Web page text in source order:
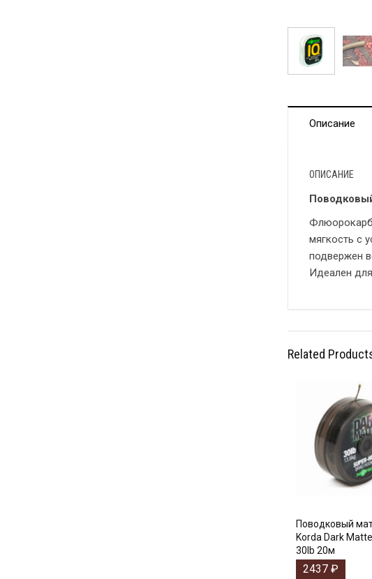
Описание
ОПИСАНИЕ
мягкость с
подвержен
Идеален
Related
Поводковый
Korda Dark
30lb 20м
2437 ₽